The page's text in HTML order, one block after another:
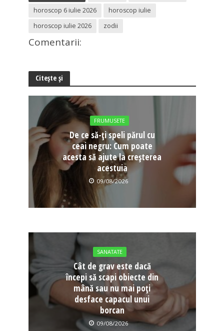
horoscop 6 iulie 2026
horoscop iulie
horoscop iulie 2026
zodii
Comentarii:
Citește și
FRUMUSETE
De ce să-ți speli părul cu
ceai negru: Cum poate
acesta să ajute la creșterea
acestuia
09/08/2026
SANATATE
Cât de grav este dacă
începi să scapi obiecte din
mână sau nu mai poți
desface capacul unui
borcan
09/08/2026